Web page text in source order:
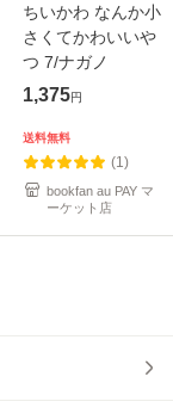
ちいかわ なんか小
さくてかわいいや
つ 7/ナガノ
1,375円
送料無料
(1)
bookfan au PAY マ
ーケット店